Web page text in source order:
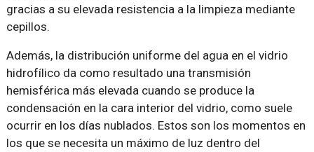
gracias a su elevada resistencia a la limpieza mediante
cepillos.
Además, la distribución uniforme del agua en el vidrio
hidrofílico da como resultado una transmisión
hemisférica más elevada cuando se produce la
condensación en la cara interior del vidrio, como suele
ocurrir en los días nublados. Estos son los momentos en
los que se necesita un máximo de luz dentro del